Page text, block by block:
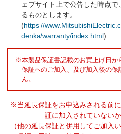
ェブサイト上で公告した時点
るものとします。
(https://
denka/warranty/index.html)
※本製品保証書記載のお買上げ日
保証へのご加入、及び加入後の保
ん。
※当延長保証をお申込みされる前
証に加入されていない
（他の延長保証と併用してご加入